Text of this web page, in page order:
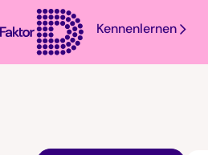
Kennenlernen